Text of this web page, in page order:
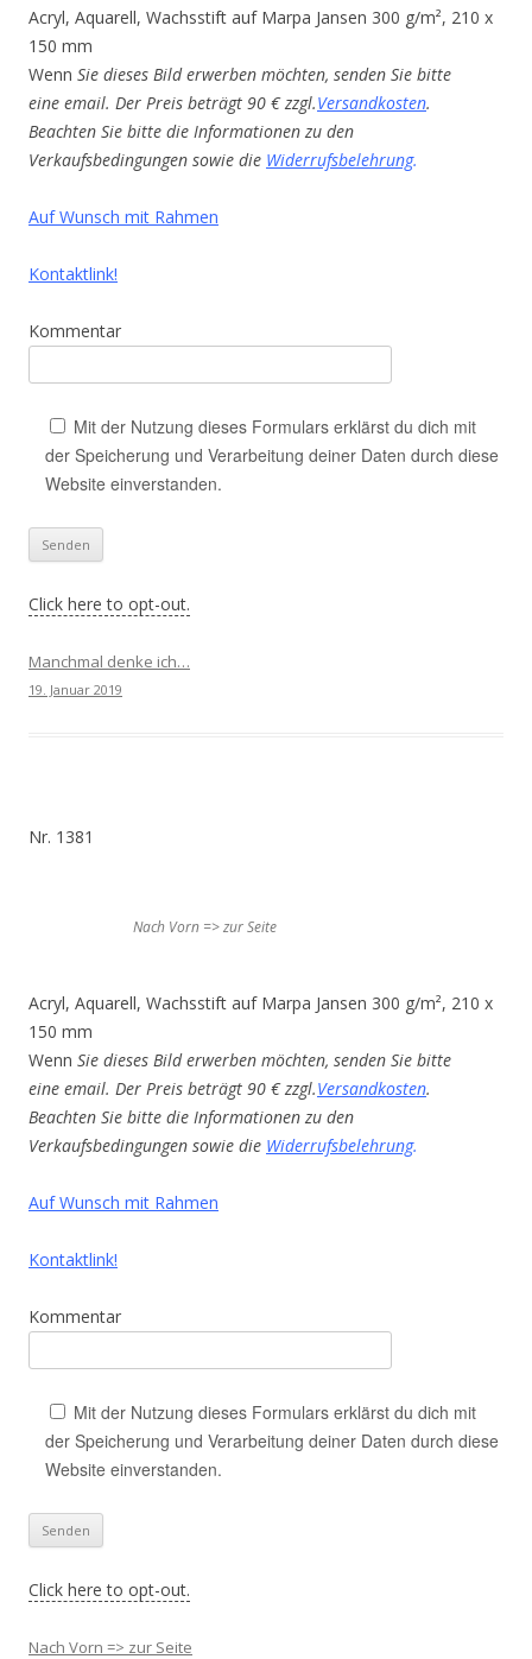
Acryl, Aquarell, Wachsstift auf Marpa Jansen 300 g/m², 210 x
150 mm
Wenn Sie dieses Bild erwerben möchten, senden Sie bitte
eine email. Der Preis beträgt 90 € zzgl.Versandkosten.
Beachten Sie bitte die Informationen zu den
Verkaufsbedingungen sowie die Widerrufsbelehrung.
Auf Wunsch mit Rahmen
Kontaktlink!
Kommentar
Mit der Nutzung dieses Formulars erklärst du dich mit
der Speicherung und Verarbeitung deiner Daten durch diese
Website einverstanden.
Click here to opt-out.
Manchmal denke ich…
19. Januar 2019
Nr. 1381
Nach Vorn => zur Seite
Acryl, Aquarell, Wachsstift auf Marpa Jansen 300 g/m², 210 x
150 mm
Wenn Sie dieses Bild erwerben möchten, senden Sie bitte
eine email. Der Preis beträgt 90 € zzgl.Versandkosten.
Beachten Sie bitte die Informationen zu den
Verkaufsbedingungen sowie die Widerrufsbelehrung.
Auf Wunsch mit Rahmen
Kontaktlink!
Kommentar
Mit der Nutzung dieses Formulars erklärst du dich mit
der Speicherung und Verarbeitung deiner Daten durch diese
Website einverstanden.
Click here to opt-out.
Nach Vorn => zur Seite